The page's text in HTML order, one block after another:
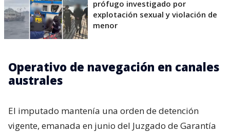
prófugo investigado por
explotación sexual y violación de
menor
Operativo de navegación en canales
australes
El imputado mantenía una orden de detención
vigente, emanada en junio del Juzgado de Garantía